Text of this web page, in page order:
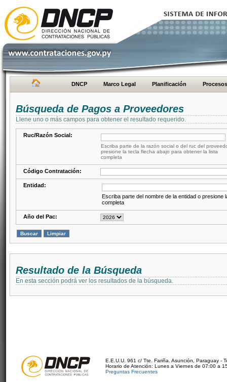
DNCP Marco Legal Planificación Procesos
Búsqueda de Pagos a Proveedores
Llene uno o más campos para obtener el resultado requerido.
Ruc/Razón Social:
Escriba parte de la razón social o del ruc del
presione la tecla flecha abajo para obtener la lista
completa
Código Contratación:
Entidad:
Escriba parte del nombre de la entidad o presione
completa
Año del Pac:
Resultado de la Búsqueda
En esta sección podrá ver los resultados de la búsqueda.
E.E.U.U. 961 c/ Tte. Fariña. Asunción, Paraguay -
Horario de Atención: Lunes a Viernes de 07:00 a
Preguntas Frecuentes